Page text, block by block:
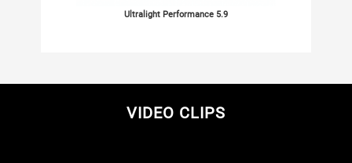
Ultralight Performance 5.9
VIDEO CLIPS